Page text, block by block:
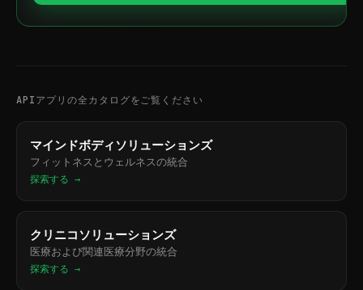
APIアプリの全カタログをご覧ください
マインドボディソリューションズ
フィットネスとウェルネスの統合
探索する →
クリニコソリューションズ
医療および関連医療分野の統合
探索する →